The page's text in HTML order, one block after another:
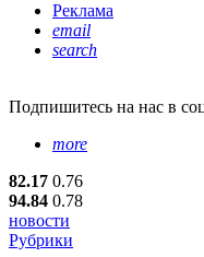
Реклама
email
search
Подпишитесь на нас в
more
82.17 0.76
94.84 0.78
новости
Рубрики